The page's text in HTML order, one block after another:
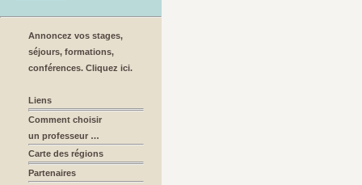
Annoncez vos stages,
séjours, formations,
conférences. Cliquez ici.
Liens
Comment choisir
un professeur …
Carte des régions
Partenaires